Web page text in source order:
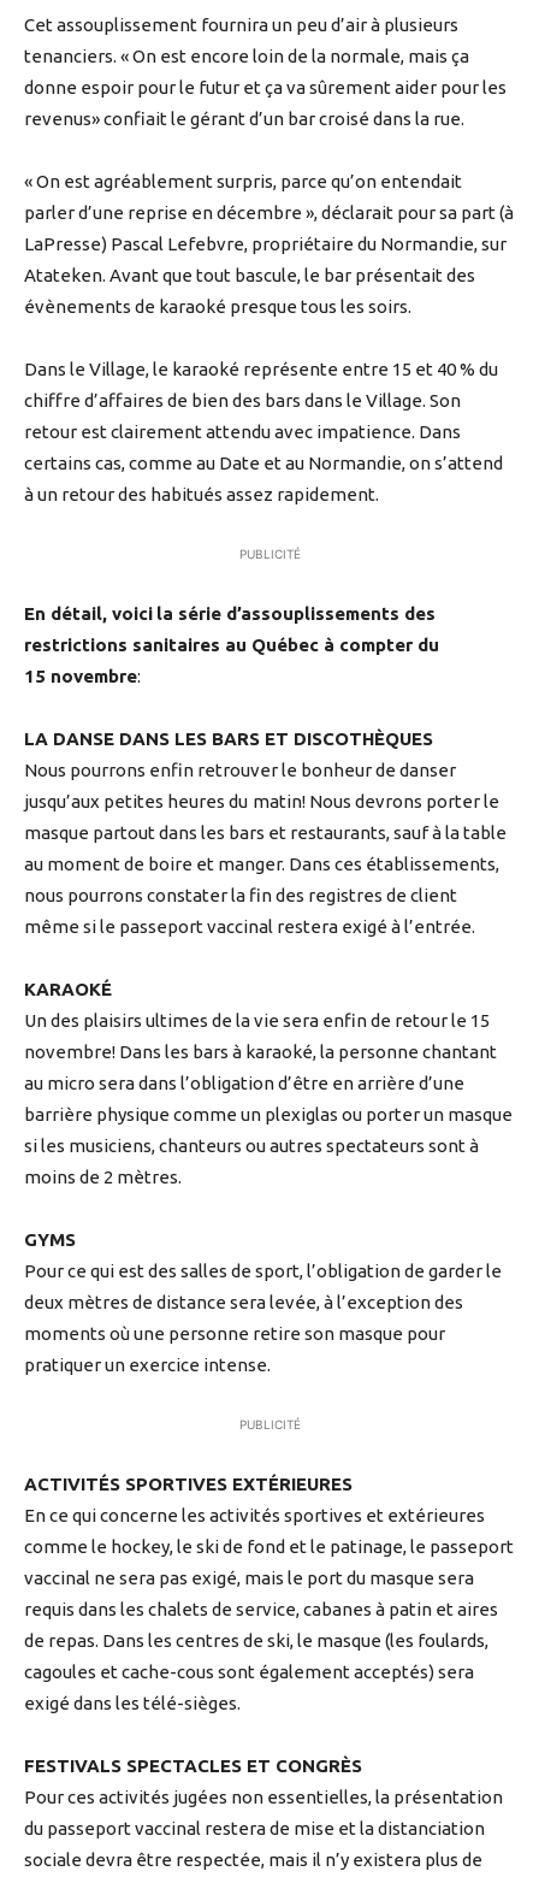
Cet assouplissement fournira un peu d’air à plusieurs
tenanciers. « On est encore loin de la normale, mais ça
donne espoir pour le futur et ça va sûrement aider pour les
revenus» confiait le gérant d’un bar croisé dans la rue.
« On est agréablement surpris, parce qu’on entendait
parler d’une reprise en décembre », déclarait pour sa part (à
LaPresse) Pascal Lefebvre, propriétaire du Normandie, sur
Atateken. Avant que tout bascule, le bar présentait des
évènements de karaoké presque tous les soirs.
Dans le Village, le karaoké représente entre 15 et 40 % du
chiffre d’affaires de bien des bars dans le Village. Son
retour est clairement attendu avec impatience. Dans
certains cas, comme au Date et au Normandie, on s’attend
à un retour des habitués assez rapidement.
PUBLICITÉ
En détail, voici la série d’assouplissements des
restrictions sanitaires au Québec à compter du
15 novembre:
LA DANSE DANS LES BARS ET DISCOTHÈQUES
Nous pourrons enfin retrouver le bonheur de danser
jusqu’aux petites heures du matin! Nous devrons porter le
masque partout dans les bars et restaurants, sauf à la table
au moment de boire et manger. Dans ces établissements,
nous pourrons constater la fin des registres de client
même si le passeport vaccinal restera exigé à l’entrée.
KARAOKÉ
Un des plaisirs ultimes de la vie sera enfin de retour le 15
novembre! Dans les bars à karaoké, la personne chantant
au micro sera dans l’obligation d’être en arrière d’une
barrière physique comme un plexiglas ou porter un masque
si les musiciens, chanteurs ou autres spectateurs sont à
moins de 2 mètres.
GYMS
Pour ce qui est des salles de sport, l’obligation de garder le
deux mètres de distance sera levée, à l’exception des
moments où une personne retire son masque pour
pratiquer un exercice intense.
PUBLICITÉ
ACTIVITÉS SPORTIVES EXTÉRIEURES
En ce qui concerne les activités sportives et extérieures
comme le hockey, le ski de fond et le patinage, le passeport
vaccinal ne sera pas exigé, mais le port du masque sera
requis dans les chalets de service, cabanes à patin et aires
de repas. Dans les centres de ski, le masque (les foulards,
cagoules et cache-cous sont également acceptés) sera
exigé dans les télé-sièges.
FESTIVALS SPECTACLES ET CONGRÈS
Pour ces activités jugées non essentielles, la présentation
du passeport vaccinal restera de mise et la distanciation
sociale devra être respectée, mais il n’y existera plus de